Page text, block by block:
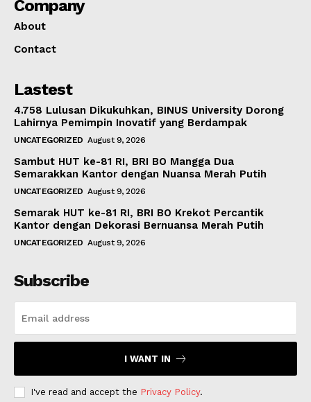
Company
About
Contact
Lastest
4.758 Lulusan Dikukuhkan, BINUS University Dorong
Lahirnya Pemimpin Inovatif yang Berdampak
UNCATEGORIZED August 9, 2026
Sambut HUT ke-81 RI, BRI BO Mangga Dua
Semarakkan Kantor dengan Nuansa Merah Putih
UNCATEGORIZED August 9, 2026
Semarak HUT ke-81 RI, BRI BO Krekot Percantik
Kantor dengan Dekorasi Bernuansa Merah Putih
UNCATEGORIZED August 9, 2026
Subscribe
I WANT IN
I've read and accept the Privacy Policy.